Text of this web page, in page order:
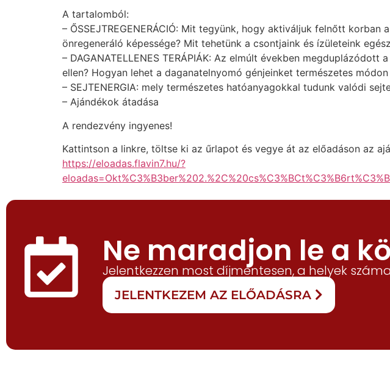
A tartalomból:
– ŐSSEJTREGENERÁCIÓ: Mit tegyünk, hogy aktiváljuk felnőtt
önregeneráló képessége? Mit tehetünk a csontjaink és ízületeink
– DAGANATELLENES TERÁPIÁK: Az elmúlt években
ellen? Hogyan lehet a daganatelnyomó génjeinket természetes
– SEJTENERGIA: mely természetes hatóanyagokkal tudunk valódi
– Ajándékok átadása
A rendezvény ingyenes!
Kattintson a linkre, töltse ki az űrlapot és vegye át az előadáson az
https://eloadas.flavin7.hu/?
Ne maradjon le a
Jelentkezzen most díjmentesen, a helyek
JELENTKEZEM AZ ELŐADÁSRA